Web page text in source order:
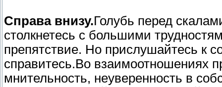
Справа внизу.Голубь перед
столкнетесь с большими
препятствие. Но прислушайтесь к
справитесь.Во взаимоотношениях
мнительность, неуверенность в